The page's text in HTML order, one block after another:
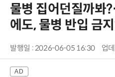
물병 집어던질까봐
에도, 물병 반입 금
발행일 : 2026-06-05 16:30 업